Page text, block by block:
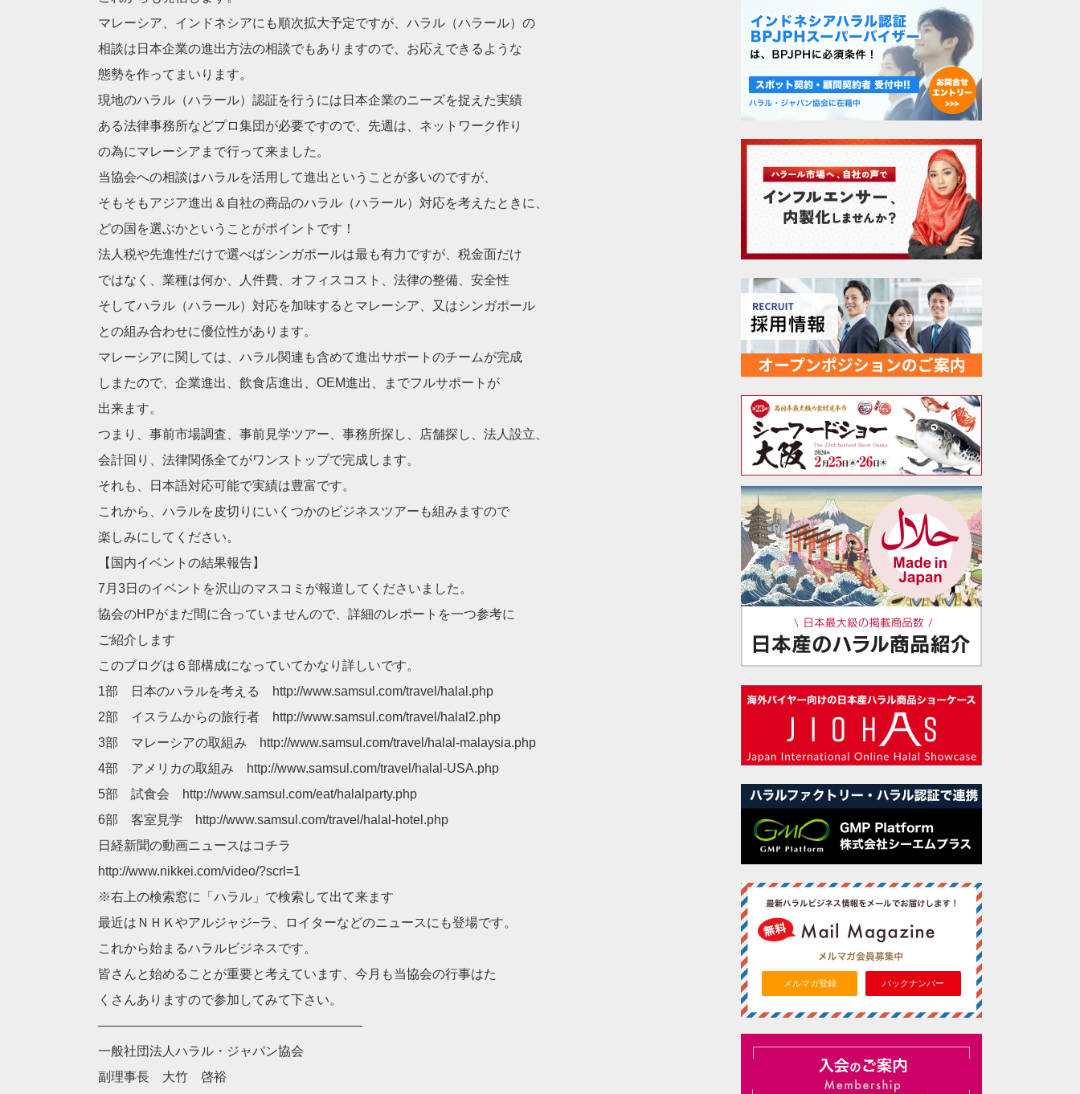
マレーシア、インドネシアにも順次拡大予定ですが、ハラル（ハラール）の
相談は日本企業の進出方法の相談でもありますので、お応えできるような
態勢を作ってまいります。
現地のハラル（ハラール）認証を行うには日本企業のニーズを捉えた実績
ある法律事務所などプロ集団が必要ですので、先週は、ネットワーク作り
の為にマレーシアまで行って来ました。
当協会への相談はハラルを活用して進出ということが多いのですが、
そもそもアジア進出＆自社の商品のハラル（ハラール）対応を考えたときに、
どの国を選ぶかということがポイントです！
法人税や先進性だけで選べばシンガポールは最も有力ですが、税金面だけ
ではなく、業種は何か、人件費、オフィスコスト、法律の整備、安全性
そしてハラル（ハラール）対応を加味するとマレーシア、又はシンガポール
との組み合わせに優位性があります。
マレーシアに関しては、ハラル関連も含めて進出サポートのチームが完成
しまたので、企業進出、飲食店進出、OEM進出、までフルサポートが
出来ます。
つまり、事前市場調査、事前見学ツアー、事務所探し、店舗探し、法人設立、
会計回り、法律関係全てがワンストップで完成します。
それも、日本語対応可能で実績は豊富です。
これから、ハラルを皮切りにいくつかのビジネスツアーも組みますので
楽しみにしてください。
【国内イベントの結果報告】
7月3日のイベントを沢山のマスコミが報道してくださいました。
協会のHPがまだ間に合っていませんので、詳細のレポートを一つ参考に
ご紹介します
このブログは６部構成になっていてかなり詳しいです。
1部 日本のハラルを考える http://www.samsul.com/travel/halal.php
2部 イスラムからの旅行者 http://www.samsul.com/travel/halal2.php
3部 マレーシアの取組み http://www.samsul.com/travel/halal-malaysia.php
4部 アメリカの取組み http://www.samsul.com/travel/halal-USA.php
5部 試食会 http://www.samsul.com/eat/halalparty.php
6部 客室見学 http://www.samsul.com/travel/halal-hotel.php
日経新聞の動画ニュースはコチラ
http://www.nikkei.com/video/?scrl=1
※右上の検索窓に「ハラル」で検索して出て来ます
最近はＮＨＫやアルジャジ−ラ、ロイターなどのニュースにも登場です。
これから始まるハラルビジネスです。
皆さんと始めることが重要と考えています、今月も当協会の行事はた
くさんありますので参加してみて下さい。
————————————————————–
一般社団法人ハラル・ジャパン協会
副理事長 大竹 啓裕
メルマガ登録 バックナンバー